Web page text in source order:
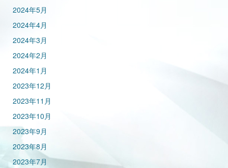
2024年5月
2024年4月
2024年3月
2024年2月
2024年1月
2023年12月
2023年11月
2023年10月
2023年9月
2023年8月
2023年7月